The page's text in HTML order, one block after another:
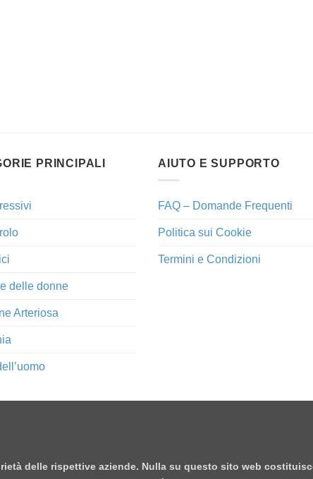
PRINCIPALI
delle donne
Arteriosa
AIUTO E SUPPORTO
FAQ – Domande Frequenti
Politica sui Cookie
Termini e Condizioni
delle rispettive aziende. Nulla su questo sito web